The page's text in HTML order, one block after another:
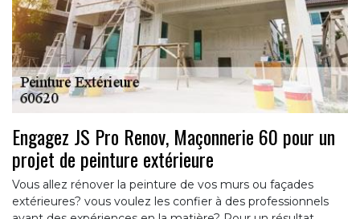
Engagez JS Pro Renov, Maçonnerie 60 pour un
projet de peinture extérieure
Vous allez rénover la peinture de vos murs ou façades
extérieures? vous voulez les confier à des professionnels